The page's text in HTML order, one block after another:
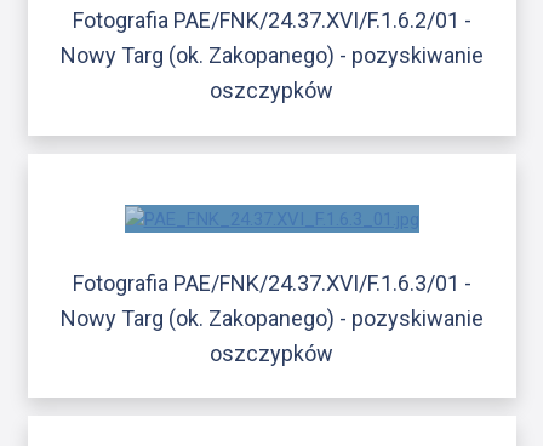
Fotografia PAE/FNK/24.37.XVI/F.1.6.2/01 -
Nowy Targ (ok. Zakopanego) - pozyskiwanie
oszczypków
Fotografia PAE/FNK/24.37.XVI/F.1.6.3/01 -
Nowy Targ (ok. Zakopanego) - pozyskiwanie
oszczypków